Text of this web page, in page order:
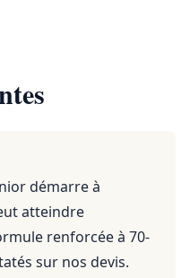
démarre à
atteindre
renforcée à 70-
sur nos devis.